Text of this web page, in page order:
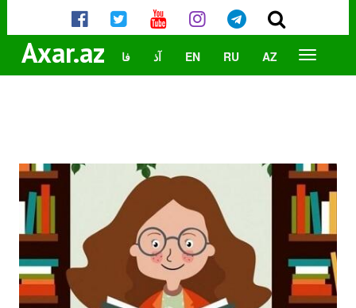
Axar.az AZ
RU
EN آذ فا